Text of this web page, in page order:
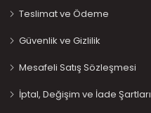
Teslimat ve Ödeme
Güvenlik ve Gizlilik
Mesafeli Satış Sözleşmesi
İptal, Değişim ve İade Şartları